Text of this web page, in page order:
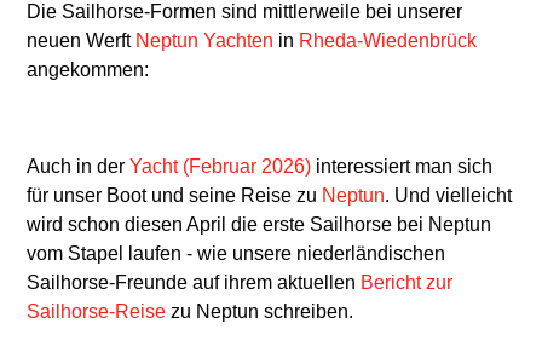
Die Sailhorse-Formen sind mittlerweile bei unserer
neuen Werft Neptun Yachten in Rheda-Wiedenbrück
angekommen:
Auch in derYacht (Februar 2026) interessiert man sich
für unser Boot und seine Reise zu Neptun. Und vielleicht
wird schon diesen April die erste Sailhorse bei Neptun
vom Stapel laufen - wie unsere niederländischen
Sailhorse-Freunde auf ihrem aktuellen Bericht zur
Sailhorse-Reise zu Neptun schreiben.